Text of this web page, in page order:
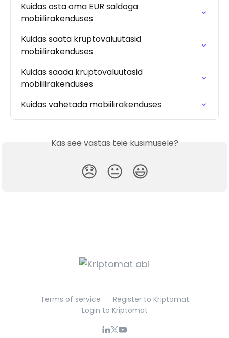
Kuidas osta oma EUR saldoga
mobiilirakenduses
Kuidas saata krüptovaluutasid
mobiilirakenduses
Kuidas saada krüptovaluutasid
mobiilirakenduses
Kuidas vahetada mobiilirakenduses
Kas see vastas teie küsimusele?
😞 😐 😃
Terms of service
Register to Kriptomat
Login to Kriptomat